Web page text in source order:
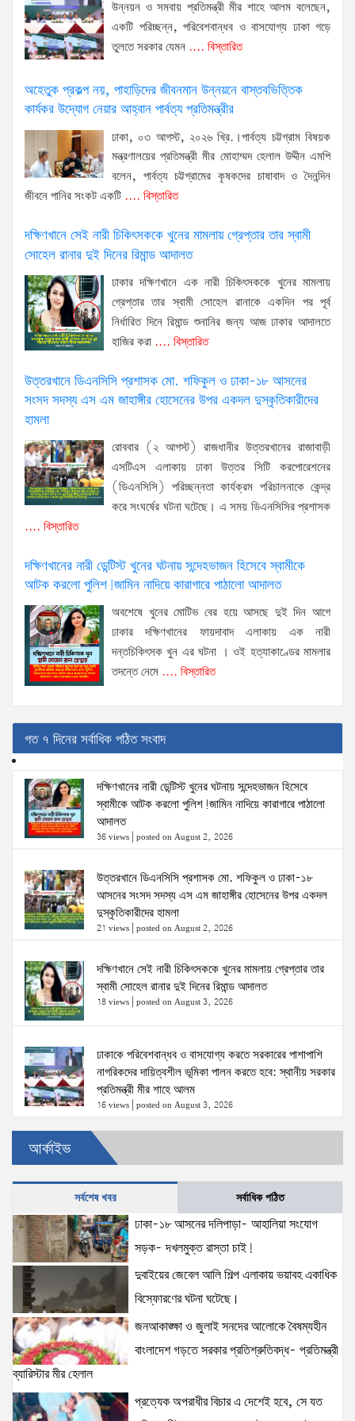
উন্নয়ন ও সমবায় প্রতিমন্ত্রী মীর শাহে আলম বলেছেন,
একটি পরিচ্ছন্ন, পরিবেশবান্ধব ও বাসযোগ্য ঢাকা গড়ে
তুলতে সরকার যেমন .... বিস্তারিত
অহেতুক প্রকল্প নয়, পাহাড়িদের জীবনমান উন্নয়নে বাস্তবভিত্তিক
কার্যকর উদ্যোগ নেয়ার আহ্বান পার্বত্য প্রতিমন্ত্রীর
ঢাকা, ০৩ আগস্ট, ২০২৬ খ্রি.।পার্বত্য চট্টগ্রাম বিষয়ক
মন্ত্রণালয়ের প্রতিমন্ত্রী মীর মোহাম্মদ হেলাল উদ্দীন এমপি
বলেন, পার্বত্য চট্টগ্রামের কৃষকদের চাষাবাদ ও দৈনন্দিন
জীবনে পানির সংকট একটি .... বিস্তারিত
দক্ষিণখানে সেই নারী চিকিৎসককে খুনের মামলায় গ্রেপ্তার তার স্বামী
সোহেল রানার দুই দিনের রিমান্ড আদালত
ঢাকার দক্ষিণখানে এক নারী চিকিৎসককে খুনের মামলায়
গ্রেপ্তার তার স্বামী সোহেল রানাকে একদিন পর পূর্ব
নির্ধারিত দিনে রিমান্ড শুনানির জন্য আজ ঢাকার আদালতে
হাজির করা .... বিস্তারিত
উত্তরখানে ডিএনসিসি প্রশাসক মো. শফিকুল ও ঢাকা-১৮ আসনের
সংসদ সদস্য এস এম জাহাঙ্গীর হোসেনের উপর একদল দুস্কৃতিকারীদের
হামলা
রোববার (২ আগস্ট) রাজধানীর উত্তরখানের রাজাবাড়ী
এসটিএস এলাকায় ঢাকা উত্তর সিটি করপোরেশনের
(ডিএনসিসি) পরিচ্ছন্নতা কার্যক্রম পরিচালনাকে কেন্দ্র
করে সংঘর্ষের ঘটনা ঘটেছে। এ সময় ডিএনসিসির প্রশাসক
.... বিস্তারিত
দক্ষিণখানের নারী ডেন্টিস্ট খুনের ঘটনায় সন্দেহভাজন হিসেবে স্বামীকে
আটক করলো পুলিশ!জামিন নাদিয়ে কারাগারে পাঠালো আদালত
অবশেষে খুনের মোটিভ বের হয়ে আসছে দুই দিন আগে
ঢাকার দক্ষিণখানের ফায়দাবাদ এলাকায় এক নারী
দন্তচিকিৎসক খুন এর ঘটনা । ওই হত্যাকাণ্ডের মামলার
তদন্তে নেমে .... বিস্তারিত
গত ৭ দিনের সর্বাধিক পঠিত সংবাদ
দক্ষিণখানের নারী ডেন্টিস্ট খুনের ঘটনায় সন্দেহভাজন হিসেবে
স্বামীকে আটক করলো পুলিশ!জামিন নাদিয়ে কারাগারে পাঠালো
আদালত
36 views posted on August 2, 2026
উত্তরখানে ডিএনসিসি প্রশাসক মো. শফিকুল ও ঢাকা-১৮
আসনের সংসদ সদস্য এস এম জাহাঙ্গীর হোসেনের উপর একদল
দুস্কৃতিকারীদের হামলা
21 views posted on August 2, 2026
দক্ষিণখানে সেই নারী চিকিৎসককে খুনের মামলায় গ্রেপ্তার তার
স্বামী সোহেল রানার দুই দিনের রিমান্ড আদালত
18 views posted on August 3, 2026
ঢাকাকে পরিবেশবান্ধব ও বাসযোগ্য করতে সরকারের পাশাপাশি
নাগরিকদের দায়িত্বশীল ভূমিকা পালন করতে হবে: স্থানীয় সরকার
প্রতিমন্ত্রী মীর শাহে আলম
16 views posted on August 3, 2026
‘তরুণদের উৎসাহ দিলেন যুব ও ক্রীড়া প্রতিমন্ত্রী, এলজিআরডি
প্রতিমন্ত্রী, জনপ্রশাসন প্রতিমন্ত্রীসহ বগুড়ার সংসদ সদস্যরা’
14 views|posted on August 2, 2026
স্বরাষ্ট্রমন্ত্রীর সঙ্গে অস্ট্রেলিয়ার নাগরিকত্ব, কাস্টম ও
বহুসংস্কৃতি বিষয়ক সহকারী মন্ত্রীর সাক্ষাৎ
14 views
ঢাকা-১৮ আসনের দলিপাড়া- আহালিয়া সংযোগ সড়ক-
দখলমুক্ত রাস্তা চাই!
14 views |posted on August 6, 2026
দুবাইয়ের জেবেল আলি শিল্প এলাকায় ভয়াবহ একাধিক
আর্কাইভ
সর্বশেষ খবর সর্বাধিক পঠিত
ঢাকা-১৮ আসনের দলিপাড়া- আহালিয়া সংযোগ
সড়ক- দখলমুক্ত রাস্তা চাই!
দুবাইয়ের জেবেল আলি শিল্প এলাকায় ভয়াবহ একাধিক
বিস্ফোরণের ঘটনা ঘটেছে।
জনআকাঙ্ক্ষা ও জুলাই সনদের আলোকে বৈষম্যহীন
বাংলাদেশ গড়তে সরকার প্রতিশ্রুতিবদ্ধ- প্রতিমন্ত্রী
ব্যারিস্টার মীর হেলাল
প্রত্যেক অপরাধীর বিচার এ দেশেই হবে, সে যত